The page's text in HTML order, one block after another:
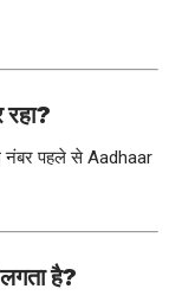
नंबर पहले से Aadhaar
है?